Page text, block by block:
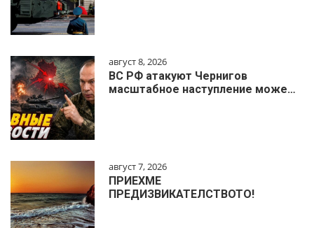
август 8, 2026
ВС РФ атакуют Чернигов
масштабное наступление може…
август 7, 2026
ПРИЕХМЕ
ПРЕДИЗВИКАТЕЛСТВОТО!